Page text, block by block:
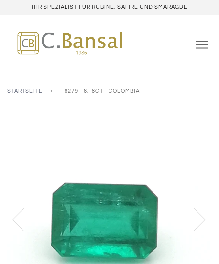
IHR SPEZIALIST FÜR RUBINE, SAFIRE UND SMARAGDE
STARTSEITE › 18279 - 6,18CT - COLOMBIA